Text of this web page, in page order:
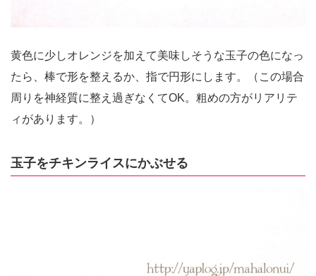
黄色に少しオレンジを加えて美味しそうな玉子の色になっ
たら、棒で形を整えるか、指で円形にします。（この場合
周りを神経質に整え過ぎなくてOK。粗めの方がリアリテ
ィがあります。）
玉子をチキンライスにかぶせる